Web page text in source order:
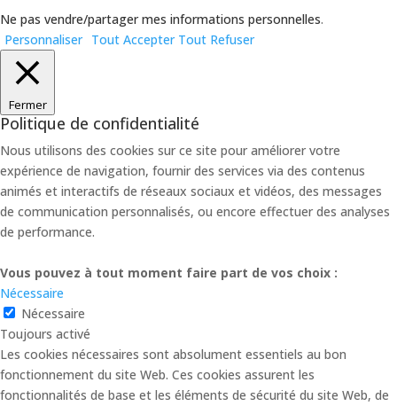
Ne pas vendre/partager mes informations personnelles.
Personnaliser Tout Accepter Tout Refuser
Fermer
Politique de confidentialité
Nous utilisons des cookies sur ce site pour améliorer votre
expérience de navigation, fournir des services via des contenus
animés et interactifs de réseaux sociaux et vidéos, des messages
de communication personnalisés, ou encore effectuer des analyses
de performance.
Vous pouvez à tout moment faire part de vos choix :
Nécessaire
Nécessaire
Toujours activé
Les cookies nécessaires sont absolument essentiels au bon
fonctionnement du site Web. Ces cookies assurent les
fonctionnalités de base et les éléments de sécurité du site Web, de